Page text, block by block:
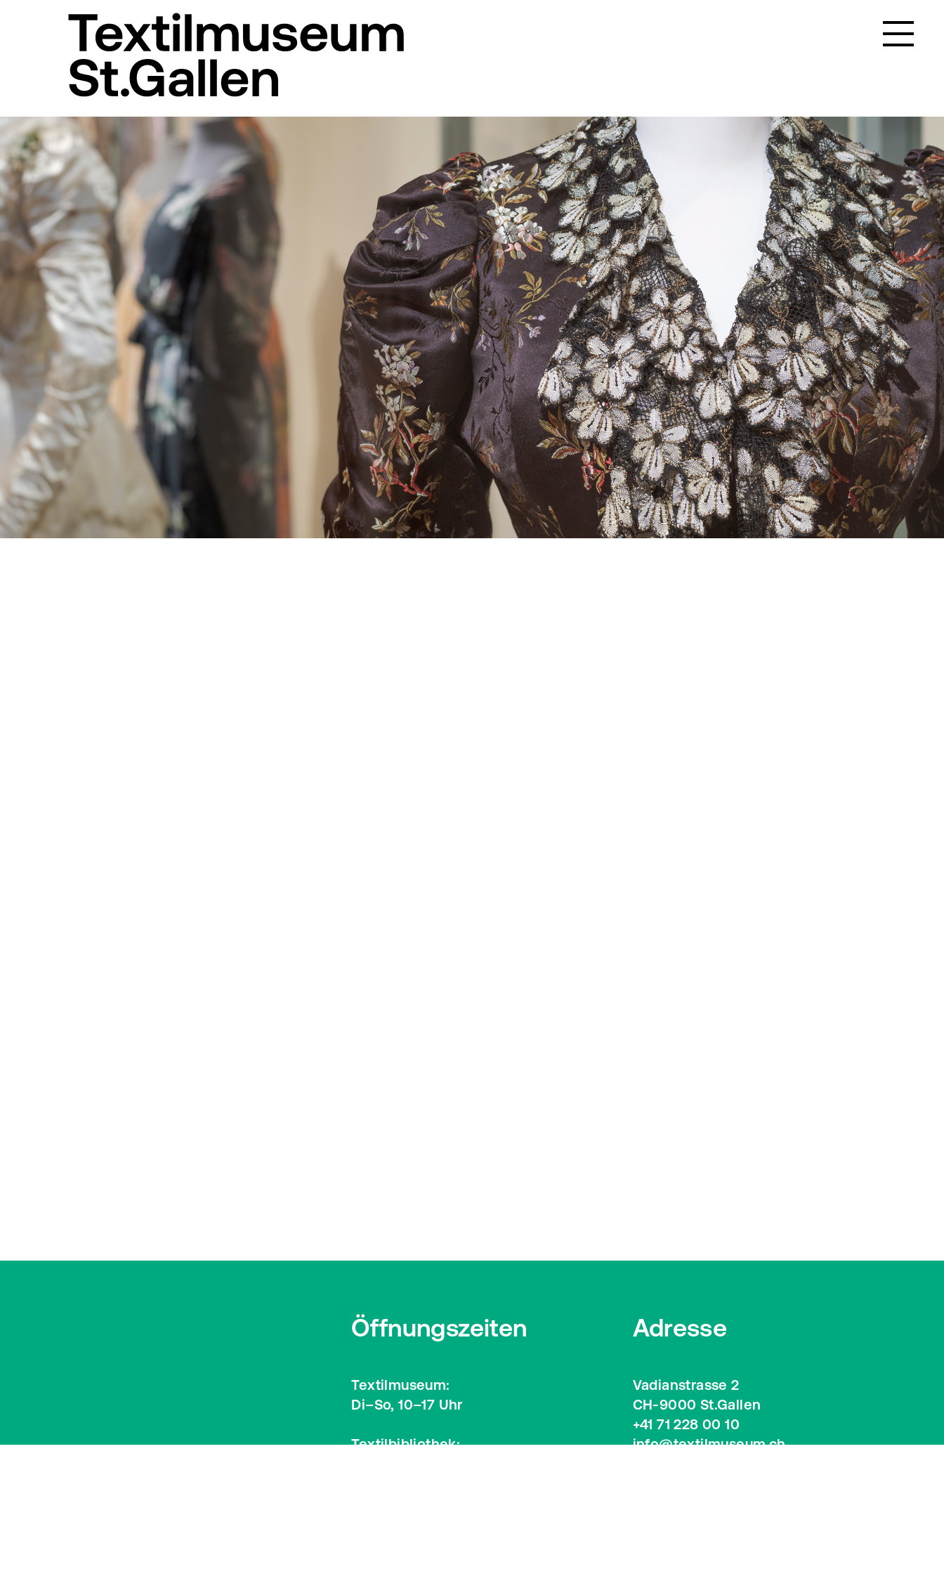
Öffnungszeiten
Textilmuseum:
Di–So, 10–17 Uhr
Textilbibliothek:
Adresse
Vadianstrasse 2
CH-9000 St.Gallen
+41 71 228 00 10
info@textilmuseum.ch